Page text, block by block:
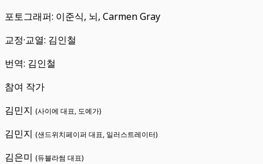
포토그래퍼: 이준식, 뇌, Carmen Gray
교정·교열: 김인철
번역: 김인철
참여 작가
김민지 (사이에 대표, 도예가)
김민지 (샌드위치페이퍼 대표, 일러스트레이터)
김은미 (듀블라썸 대표)